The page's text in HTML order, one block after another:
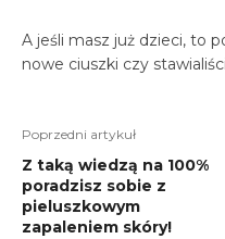
A jeśli masz już dzieci, to
nowe ciuszki czy
Poprzedni artykuł
Z taką wiedzą na 100%
poradzisz sobie z
pieluszkowym
zapaleniem skóry!